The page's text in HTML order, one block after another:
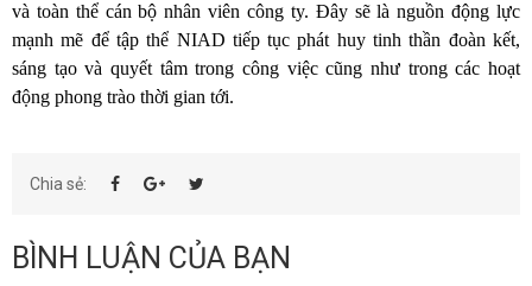
và toàn thể cán bộ nhân viên công ty. Đây sẽ là nguồn động lực
mạnh mẽ để tập thể NIAD tiếp tục phát huy tinh thần đoàn kết,
sáng tạo và quyết tâm trong công việc cũng như trong các hoạt
động phong trào thời gian tới.
Chia sẻ:
BÌNH LUẬN CỦA BẠN